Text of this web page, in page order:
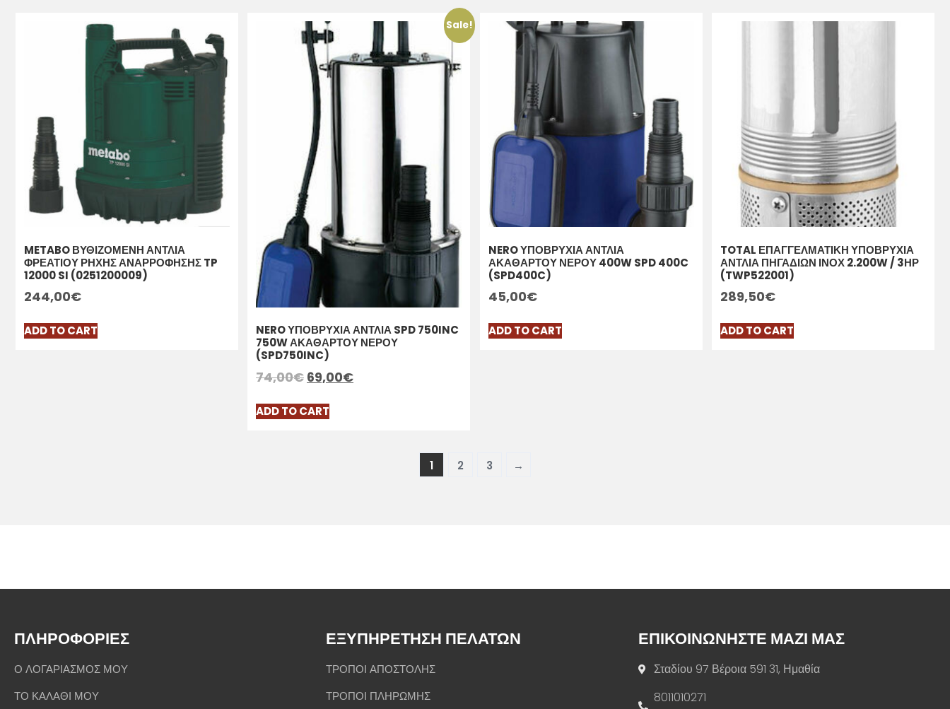
METABO ΒΥΘΙΖΟΜΕΝΗ ΑΝΤΛΙΑ
ΦΡΕΑΤΙΟΥ ΡΗΧΗΣ ΑΝΑΡΡΟΦΗΣΗΣ TP
12000 SI (0251200009)
244,00€
ADD TO CART
Sale!
NERO ΥΠΟΒΡΥΧΙΑ ΑΝΤΛΙΑ SPD 750INC
750W ΑΚΑΘΑΡΤΟΥ ΝΕΡΟΥ
(SPD750INC)
74,00€ 69,00€
ADD TO CART
NERO ΥΠΟΒΡΥΧΙΑ ΑΝΤΛΙΑ
ΑΚΑΘΑΡΤΟΥ ΝΕΡΟΥ 400W SPD 400C
(SPD400C)
45,00€
ADD TO CART
TOTAL ΕΠΑΓΓΕΛΜΑΤΙΚΗ ΥΠΟΒΡΥΧΙΑ
ΑΝΤΛΙΑ ΠΗΓΑΔΙΩΝ ΙΝΟΧ 2.200W / 3ΗΡ
(TWP522001)
289,50€
ADD TO CART
1 2 3 →
ΠΛΗΡΟΦΟΡΙΕΣ
Ο ΛΟΓΑΡΙΑΣΜΟΣ ΜΟΥ
ΤΟ ΚΑΛΑΘΙ ΜΟΥ
ΕΞΥΠΗΡΕΤΗΣΗ ΠΕΛΑΤΩΝ
ΤΡΟΠΟΙ ΑΠΟΣΤΟΛΗΣ
ΤΡΟΠΟΙ ΠΛΗΡΩΜΗΣ
ΕΠΙΚΟΙΝΩΝΗΣΤΕ ΜΑΖΙ ΜΑΣ
Σταδίου 97 Βέροια 591 31, Ημαθία
8011010271